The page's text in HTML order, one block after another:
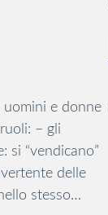
e donne
– gli
si “vendicano”
delle
stesso…